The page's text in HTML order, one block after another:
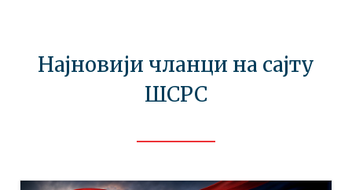
Најновији чланци на сајту
ШСРС